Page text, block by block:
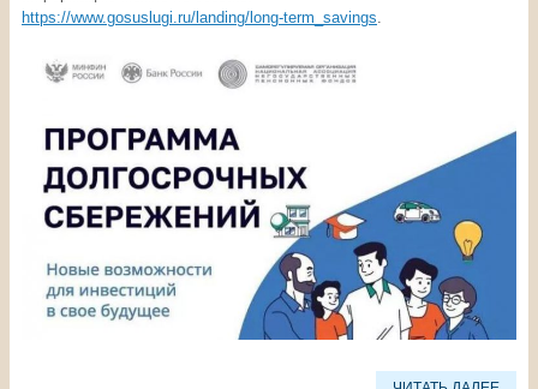
https://www.gosuslugi.ru/landing/long-term_savings